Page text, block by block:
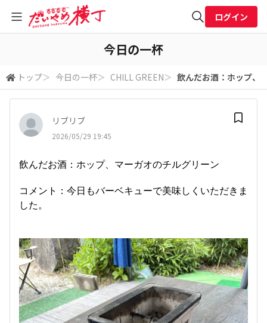
検索
ログイン
今日の一杯
トップ＞ 今日の一杯＞ CHILL GREEN＞ 飲んだお酒：ホップ、
リブリブ
2026/05/29 19:45
飲んだお酒：ホップ、マーガオのチルグリーン
コメント：今日もバーベキューで美味しくいただきま
した。